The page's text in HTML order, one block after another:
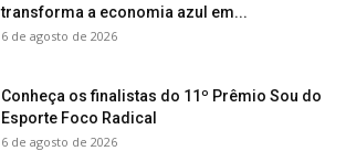
transforma a economia azul em...
6 de agosto de 2026
Conheça os finalistas do 11º Prêmio Sou do
Esporte Foco Radical
6 de agosto de 2026